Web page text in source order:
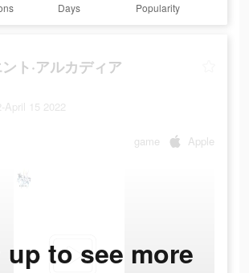
Days Popularity
ト·アルカディア
April 15 2022
game Apple
up to see more